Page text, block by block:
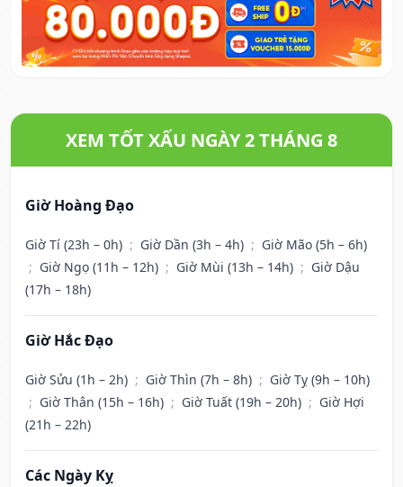
XEM TỐT XẤU NGÀY 2 THÁNG 8
Giờ Hoàng Đạo
Giờ Tí (23h – 0h) ; Giờ Dần (3h – 4h) ; Giờ Mão (5h – 6h)
; Giờ Ngọ (11h – 12h) ; Giờ Mùi (13h – 14h) ; Giờ Dậu
(17h – 18h)
Giờ Hắc Đạo
Giờ Sửu (1h – 2h) ; Giờ Thìn (7h – 8h) ; Giờ Tỵ (9h – 10h)
; Giờ Thân (15h – 16h) ; Giờ Tuất (19h – 20h) ; Giờ Hợi
(21h – 22h)
Các Ngày Kỵ